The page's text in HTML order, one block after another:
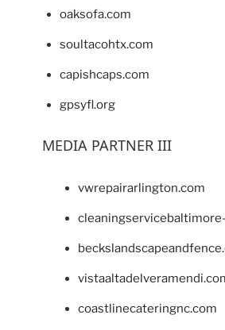
oaksofa.com
soultacohtx.com
capishcaps.com
gpsyfl.org
MEDIA PARTNER III
vwrepairarlington.com
coastlinecateringnc.com